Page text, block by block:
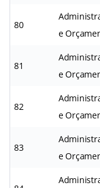
80
e
81
e
82
e
83
e